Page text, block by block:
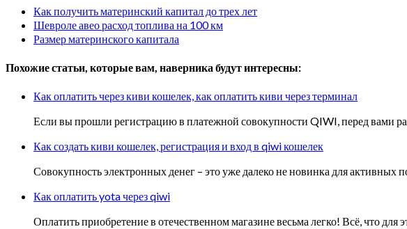
Как получить материнский капитал до трех лет
Шевроле авео расход топлива на 100 км
Размер материнского капитала
Похожие статьи, которые вам, наверника будут интересны:
Как оплатить через киви кошелек, как оплатить киви через терминал
Если вы прошли регистрацию в платежной совокупности QIWI, перед вами
Как создать киви кошелек, регистрация и вход в qiwi кошелек
Совокупность электронных денег – это уже далеко не новинка для
Как оплатить yota через qiwi
Оплатить приобретение в отечественном магазине весьма легко! Всё, что